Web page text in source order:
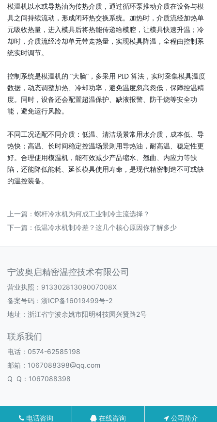
模温机以水或导热油为传热介质，通过循环泵推动介质在设备与模
具之间持续流动，形成闭环热交换系统。加热时，介质流经加热单
元吸收热量，进入模具后将热能传递给模腔，让模具快速升温；冷
却时，介质流经冷却单元带走热量，实现模具降温，全程由控制系
统实时调节。
控制系统是模温机的 “大脑”，多采用 PID 算法，实时采集模具温度
数据，动态调整加热、冷却功率，避免温度忽高忽低，保障控温精
度。同时，设备还会配置超温保护、缺液报警、防干烧等安全功
能，避免运行风险。
不同工况适配不同介质：低温、清洁场景常用水介质，成本低、导
热快；高温、长时间稳定控温场景则用导热油，耐高温、稳定性更
好。合理使用模温机，能有效减少产品缩水、翘曲、内应力等缺
陷，还能降低能耗、延长模具使用寿命，是现代精密制造不可或缺
的温控装备。
上一篇： 螺杆冷水机为何成工业制冷主流选择？
下一篇： 低温冷水机制冷差？这几个核心原因你了解多少
宁波奥启精密温控技术有限公司
营业执照：91330281309007008X
备案号码： 浙ICP备16019499号-2
地址：浙江省宁波余姚市阳明科技园兴贤路2号
联系我们
电话：0574-62585198
邮箱：1067088398@qq.com
Q Q：1067088398
电话咨询 在线咨询 公司简介